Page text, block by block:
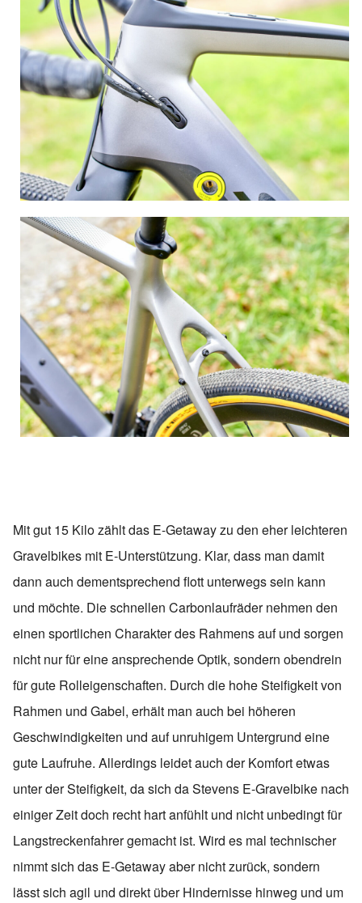
Mit gut 15 Kilo zählt das E-Getaway zu den eher leichteren
Gravelbikes mit E-Unterstützung. Klar, dass man damit
dann auch dementsprechend flott unterwegs sein kann
und möchte. Die schnellen Carbonlaufräder nehmen den
einen sportlichen Charakter des Rahmens auf und sorgen
nicht nur für eine ansprechende Optik, sondern obendrein
für gute Rolleigenschaften. Durch die hohe Steifigkeit von
Rahmen und Gabel, erhält man auch bei höheren
Geschwindigkeiten und auf unruhigem Untergrund eine
gute Laufruhe. Allerdings leidet auch der Komfort etwas
unter der Steifigkeit, da sich da Stevens E-Gravelbike nach
einiger Zeit doch recht hart anfühlt und nicht unbedingt für
Langstreckenfahrer gemacht ist. Wird es mal technischer
nimmt sich das E-Getaway aber nicht zurück, sondern
lässt sich agil und direkt über Hindernisse hinweg und um